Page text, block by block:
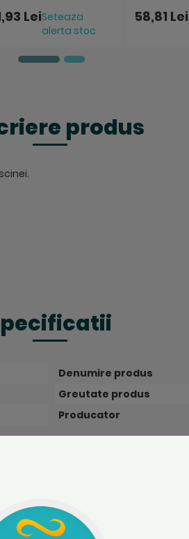
LeiSeteaza
alerta stoc
58,81 Lei
produs
Denumire produs
Greutate produs
Producator